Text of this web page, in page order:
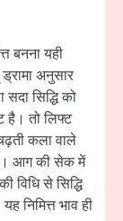
बनना यही
अनुसार
सिद्धि को
है। तो लिफ्ट
कला वाले
आग की सेक में
विधि से सिद्धि
निमित्त भाव ही